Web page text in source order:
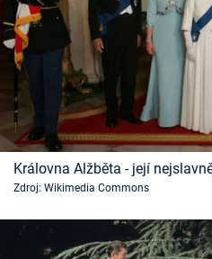
Královna Alžběta - její
Zdroj: Wikimedia Commons